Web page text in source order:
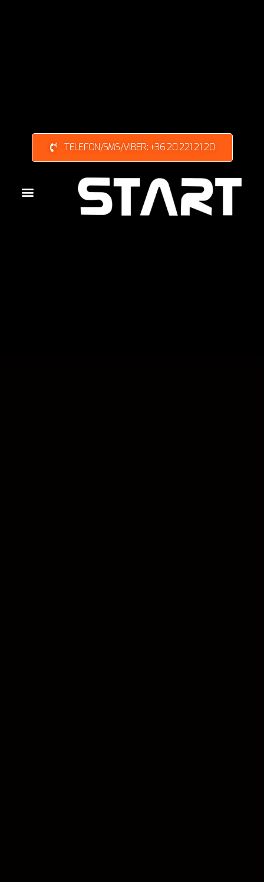
TELEFON/SMS/VIBER: +36 20 221 21 20